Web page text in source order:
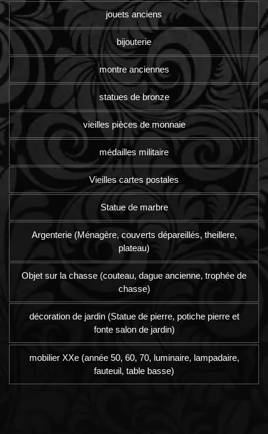
jouets anciens
bijouterie
montre anciennes
statues de bronze
vieilles pièces de monnaie
médailles militaire
Vieilles cartes postales
Statue de marbre
Argenterie (Ménagère, couverts dépareillés, theillere,
plateau)
Objet sur la chasse (couteau, dague ancienne, trophée de
chasse)
décoration de jardin (Statue de pierre, potiche pierre et
fonte salon de jardin)
mobilier XXe (année 50, 60, 70, luminaire, lampadaire,
fauteuil, table basse)